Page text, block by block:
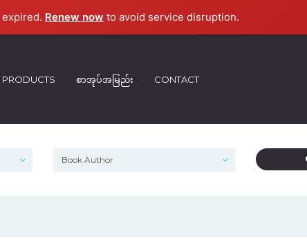
Renew now to avoid service disruption.
PRODUCTS စာအုပ်အမြည်း CONTACT